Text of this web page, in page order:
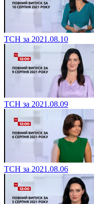
ТСН за 2021.08.10
ТСН за 2021.08.09
ТСН за 2021.08.06